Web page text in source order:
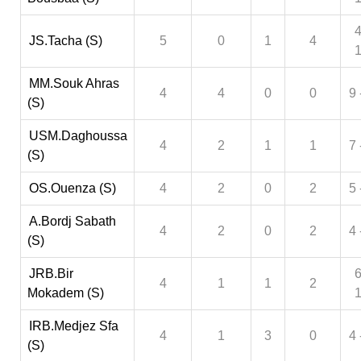
JS.Tacha (S) 5 0 1 4
MM.Souk Ahras
(S)
4 4 0 0 9
USM.Daghoussa
(S)
4 2 1 1 7
OS.Ouenza (S) 4 2 0 2 5
A.Bordj Sabath
(S)
4 2 0 2 4
JRB.Bir
Mokadem (S)
4 1 1 2
IRB.Medjez Sfa
(S)
4 1 3 0 4